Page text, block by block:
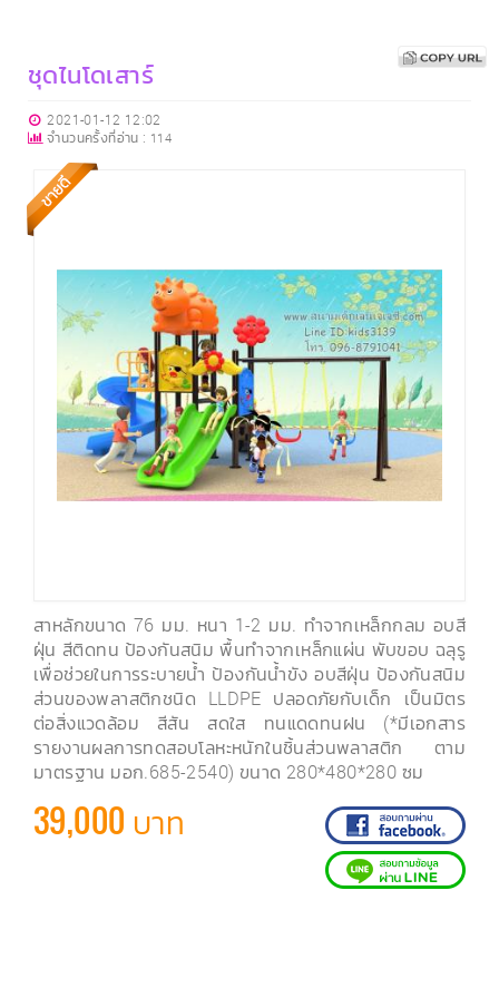
ชุดไนโดเสาร์
2021-01-12 12:02
จำนวนครั้งที่อ่าน : 114
สาหลักขนาด 76 มม. หนา 1-2 มม. ทำจากเหล็กกลม อบสี
ฝุ่น สีติดทน ป้องกันสนิม พื้นทำจากเหล็กแผ่น พับขอบ ฉลุรู
เพื่อช่วยในการระบายน้ำ ป้องกันน้ำขัง อบสีฝุ่น ป้องกันสนิม
ส่วนของพลาสติกชนิด LLDPE ปลอดภัยกับเด็ก เป็นมิตร
ต่อสิ่งแวดล้อม สีสัน สดใส ทนแดดทนฝน (*มีเอกสาร
รายงานผลการทดสอบโลหะหนักในชิ้นส่วนพลาสติก ตาม
มาตรฐาน มอก.685-2540) ขนาด 280*480*280 ซม
39,000 บาท